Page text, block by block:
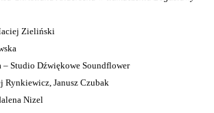
Zieliński
– Studio Dźwiękowe Soundflower
Janusz Czubak
Nizel